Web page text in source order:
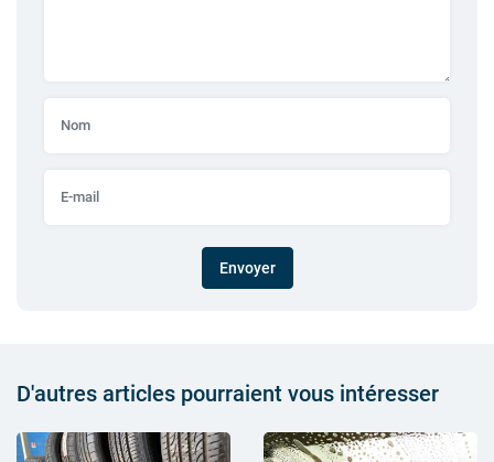
Envoyer
D'autres articles pourraient vous intéresser